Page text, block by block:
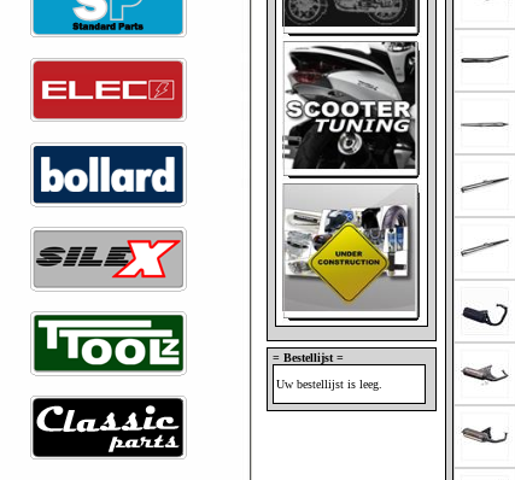
= Bestellijst =
Uw bestellijst is leeg.